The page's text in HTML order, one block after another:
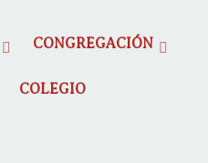
CONGREGACIÓN
COLEGIO